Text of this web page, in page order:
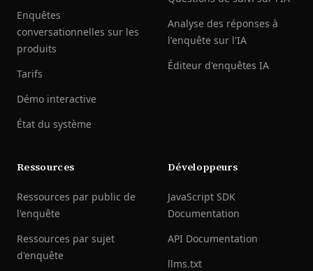
Enquêtes
conversationnelles sur les
produits
Tarifs
Démo interactive
État du système
Analyse des réponses à
l'enquête sur l'IA
Éditeur d'enquêtes IA
Ressources
Ressources par public de
l'enquête
Ressources par sujet
d'enquête
Développeurs
JavaScript SDK
Documentation
API Documentation
llms.txt